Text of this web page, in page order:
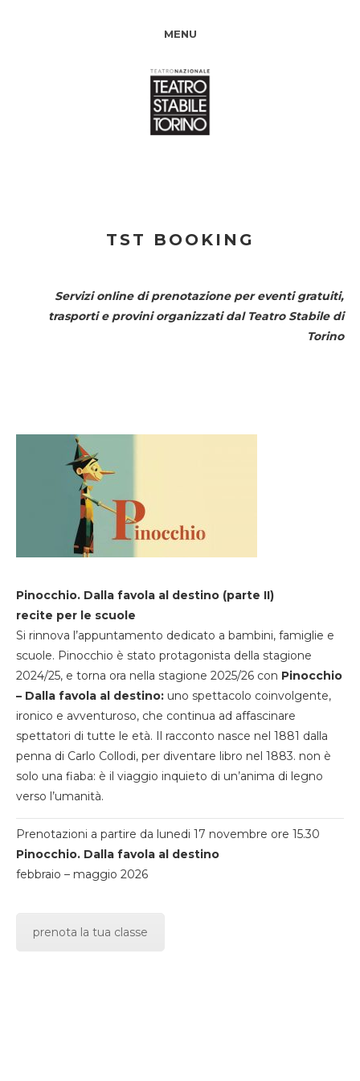
MENU
TST BOOKING
Servizi online di prenotazione per eventi gratuiti,
trasporti e provini organizzati dal Teatro Stabile di
Torino
Pinocchio. Dalla favola al destino (parte II)
recite per le scuole
Si rinnova l’appuntamento dedicato a bambini, famiglie e
scuole. Pinocchio è stato protagonista della stagione
2024/25, e torna ora nella stagione 2025/26 con Pinocchio
– Dalla favola al destino: uno spettacolo coinvolgente,
ironico e avventuroso, che continua ad affascinare
spettatori di tutte le età. Il racconto nasce nel 1881 dalla
penna di Carlo Collodi, per diventare libro nel 1883. non è
solo una fiaba: è il viaggio inquieto di un’anima di legno
verso l’umanità.
Prenotazioni a partire da lunedi 17 novembre ore 15.30
Pinocchio. Dalla favola al destino
febbraio – maggio 2026
prenota la tua classe